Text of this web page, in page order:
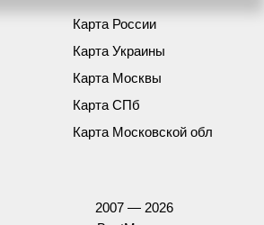
Карта России
Карта Украины
Карта Москвы
Карта СПб
Карта Московской обл
2007 — 2026